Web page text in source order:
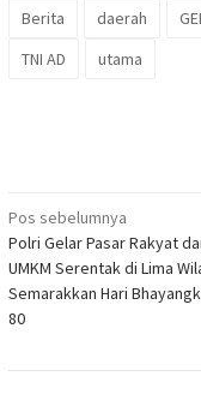
Berita daerah
TNI AD
utama
Navigasi
pos
Pos sebelumnya
Polri Gelar Pasar Rakyat
UMKM Serentak di Lima
Semarakkan Hari
80